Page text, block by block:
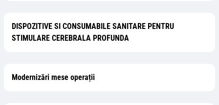
DISPOZITIVE SI CONSUMABILE SANITARE PENTRU
STIMULARE CEREBRALA PROFUNDA
Modernizări mese operații